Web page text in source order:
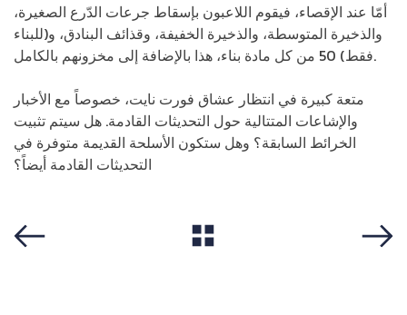
أمّا عند الإقصاء، فيقوم اللاعبون بإسقاط جرعات الدّرع الصغيرة،
والذخيرة المتوسطة، والذخيرة الخفيفة، وقذائف البنادق، و(للبناء
فقط) 50 من كل مادة بناء، هذا بالإضافة إلى مخزونهم بالكامل.
متعة كبيرة في انتظار عشاق فورت نايت، خصوصاً مع الأخبار
والإشاعات المتتالية حول التحديثات القادمة. هل سيتم تثبيت
الخرائط السابقة؟ وهل ستكون الأسلحة القديمة متوفرة في
التحديثات القادمة أيضاً؟